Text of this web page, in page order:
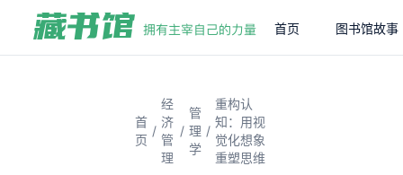
首页 图书馆故事
首
页
/
经
济
管
理
/
管
理
学
/
重构认
知：用视
觉化想象
重塑思维